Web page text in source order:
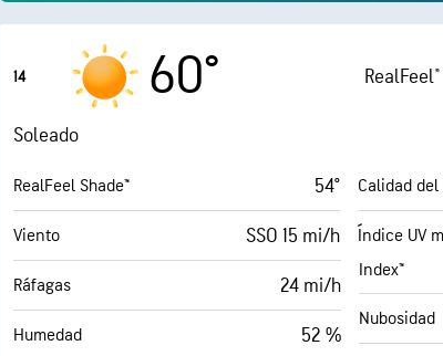
14 60°
Soleado
RealFeel Shade™ 54°
Viento SSO 15 mi/h
Calidad
Índice UV
Ráfagas 24 mi/h
Humedad 52 %
Index™
Nubosidad